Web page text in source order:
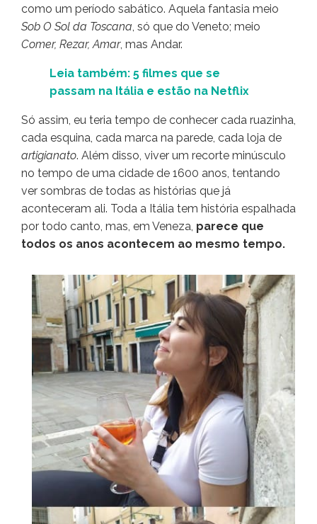
como um período sabático. Aquela fantasia meio
Sob O Sol da Toscana, só que do Veneto; meio
Comer, Rezar, Amar, mas Andar.
Leia também: 5 filmes que se
passam na Itália e estão na Netflix
Só assim, eu teria tempo de conhecer cada ruazinha,
cada esquina, cada marca na parede, cada loja de
artigianato. Além disso, viver um recorte minúsculo
no tempo de uma cidade de 1600 anos, tentando
ver sombras de todas as histórias que já
aconteceram ali. Toda a Itália tem história espalhada
por todo canto, mas, em Veneza, parece que
todos os anos acontecem ao mesmo tempo.